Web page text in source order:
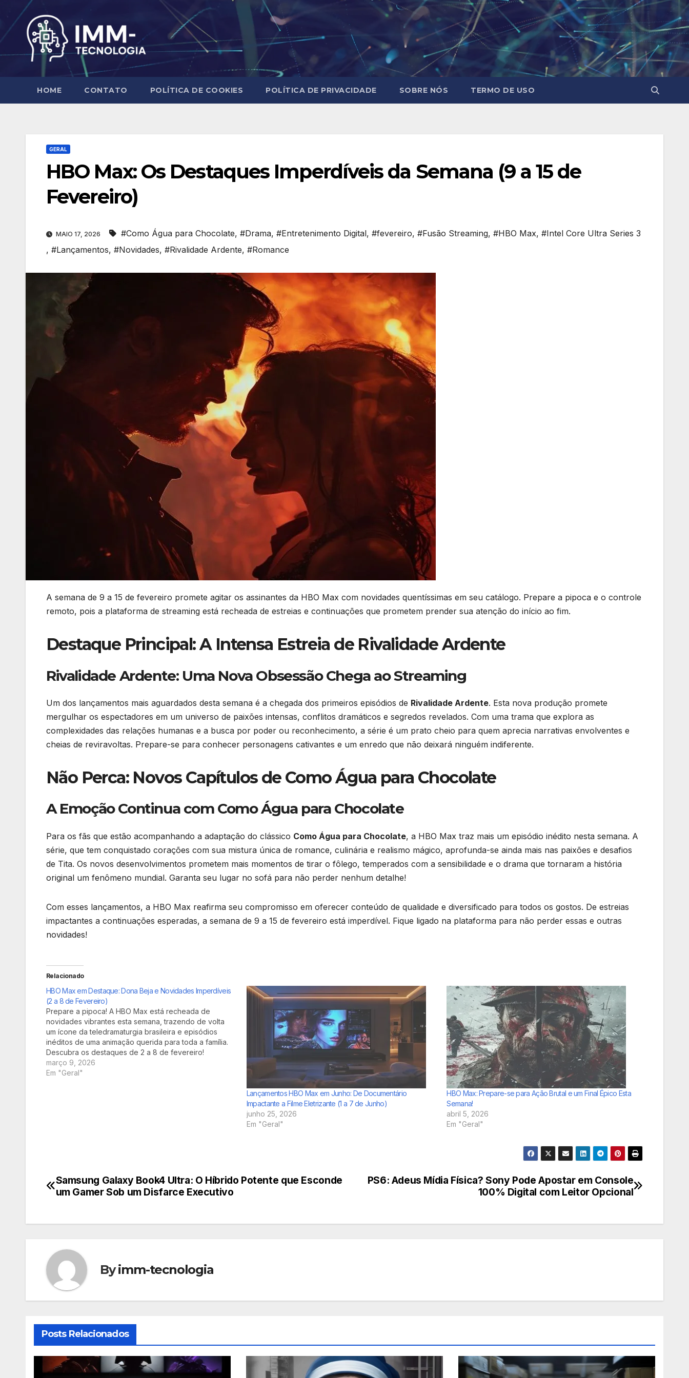
content
HOME CONTATO POLÍTICA DE COOKIES POLÍTICA DE PRIVACIDADE SOBRE NÓS TERMO DE USO
GERAL
HBO Max: Os Destaques Imperdíveis da Semana (9 a 15 de
Fevereiro)
MAIO 17, 2026 #Como Água para Chocolate, #Drama, #Entretenimento Digital, #fevereiro, #Fusão Streaming, #HBO Max, #Intel Core Ultra Series 3
, #Lançamentos, #Novidades, #Rivalidade Ardente, #Romance
A semana de 9 a 15 de fevereiro promete agitar os assinantes da HBO Max com novidades quentíssimas em seu catálogo. Prepare a pipoca e o controle
remoto, pois a plataforma de streaming está recheada de estreias e continuações que prometem prender sua atenção do início ao fim.
Destaque Principal: A Intensa Estreia de Rivalidade Ardente
Rivalidade Ardente: Uma Nova Obsessão Chega ao Streaming
Um dos lançamentos mais aguardados desta semana é a chegada dos primeiros episódios de Rivalidade Ardente. Esta nova produção promete
mergulhar os espectadores em um universo de paixões intensas, conflitos dramáticos e segredos revelados. Com uma trama que explora as
complexidades das relações humanas e a busca por poder ou reconhecimento, a série é um prato cheio para quem aprecia narrativas envolventes e
cheias de reviravoltas. Prepare-se para conhecer personagens cativantes e um enredo que não deixará ninguém indiferente.
Não Perca: Novos Capítulos de Como Água para Chocolate
A Emoção Continua com Como Água para Chocolate
Para os fãs que estão acompanhando a adaptação do clássico Como Água para Chocolate, a HBO Max traz mais um episódio inédito nesta semana. A
série, que tem conquistado corações com sua mistura única de romance, culinária e realismo mágico, aprofunda-se ainda mais nas paixões e desafios
de Tita. Os novos desenvolvimentos prometem mais momentos de tirar o fôlego, temperados com a sensibilidade e o drama que tornaram a história
original um fenômeno mundial. Garanta seu lugar no sofá para não perder nenhum detalhe!
Com esses lançamentos, a HBO Max reafirma seu compromisso em oferecer conteúdo de qualidade e diversificado para todos os gostos. De estreias
impactantes a continuações esperadas, a semana de 9 a 15 de fevereiro está imperdível. Fique ligado na plataforma para não perder essas e outras
novidades!
Relacionado
HBO Max em Destaque: Dona Beja e Novidades Imperdíveis
(2 a 8 de Fevereiro)
Prepare a pipoca! A HBO Max está recheada de
novidades vibrantes esta semana, trazendo de volta
um ícone da teledramaturgia brasileira e episódios
inéditos de uma animação querida para toda a família.
Descubra os destaques de 2 a 8 de fevereiro!
março 9, 2026
Em "Geral"
Lançamentos HBO Max em Junho: De Documentário
Impactante a Filme Eletrizante (1 a 7 de Junho)
junho 25, 2026
Em "Geral"
HBO Max: Prepare-se para Ação Brutal e um Final Épico Esta
Semana!
abril 5, 2026
Em "Geral"
Navegação
Post
PS6: Adeus Mídia Física? Sony Pode Apostar em Console
100% Digital com Leitor Opcional
Samsung Galaxy Book4 Ultra: O Híbrido Potente que Esconde
um Gamer Sob um Disfarce Executivo
Byimm-tecnologia
Posts Relacionados